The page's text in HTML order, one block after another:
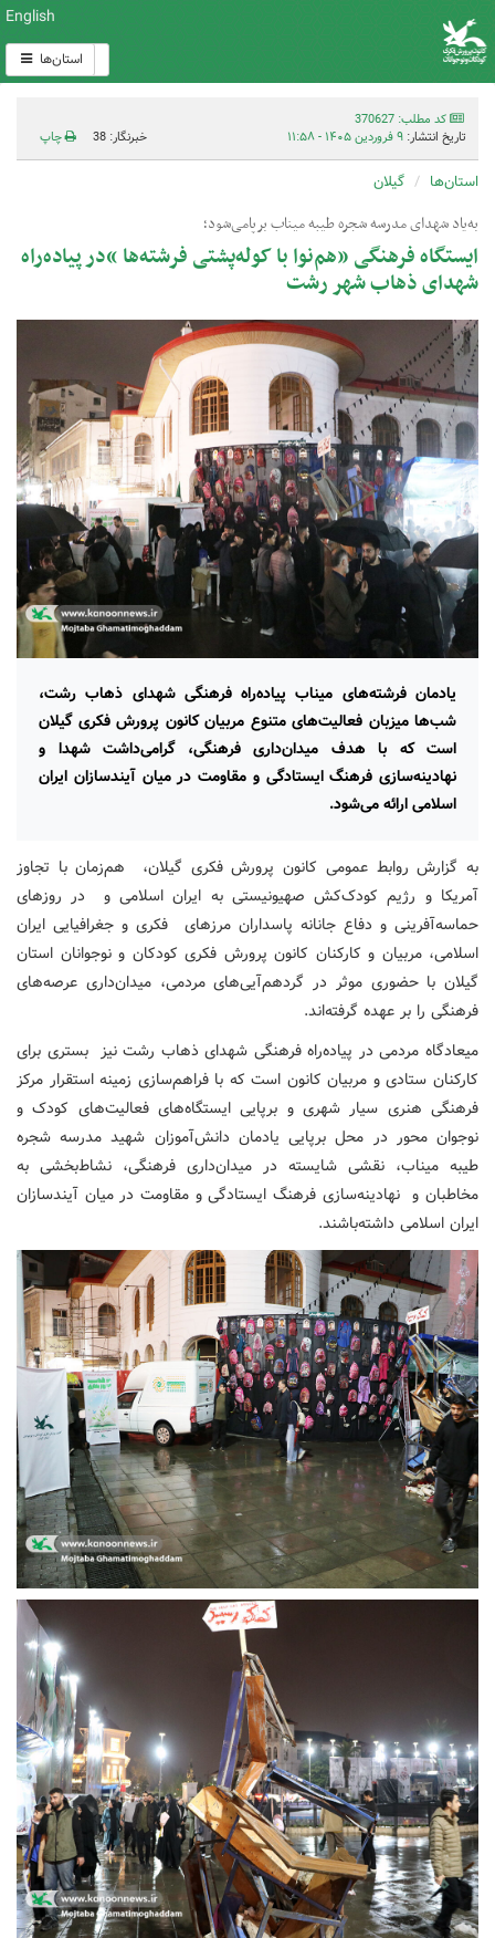
English
استان‌ها
کد مطلب: 370627
تاریخ انتشار: ۹ فروردین ۱۴۰۵ - ۱۱:۵۸ خبرنگار: 38 چاپ
استان‌ها گیلان
به‌یاد شهدای مدرسه شجره طیبه میناب برپامی‌شود؛
ایستگاه فرهنگی «هم‌نوا با کوله‌پشتی فرشته‌ها »در پیاده‌راه
شهدای ذهاب شهر رشت
یادمان فرشته‌های میناب پیاده‌راه فرهنگی شهدای ذهاب رشت،
شب‌ها میزبان فعالیت‌های متنوع مربیان کانون پرورش فکری گیلان
است که با هدف میدان‌داری فرهنگی، گرامی‌داشت شهدا و
نهادینه‌سازی فرهنگ ایستادگی و مقاومت در میان آیندسازان ایران
اسلامی ارائه می‌شود.
به گزارش روابط عمومی کانون پرورش فکری گیلان، هم‌زمان با تجاوز
آمریکا و رژیم کودک‌کش صهیونیستی به ایران اسلامی و در روزهای
حماسه‌آفرینی و دفاع جانانه پاسداران مرزهای فکری و جغرافیایی ایران
اسلامی، مربیان و کارکنان کانون پرورش فکری کودکان و نوجوانان استان
گیلان با حضوری موثر در گردهم‌آیی‌های مردمی، میدان‌داری عرصه‌های
فرهنگی را بر عهده گرفته‌اند.
میعادگاه مردمی در پیاده‌راه فرهنگی شهدای ذهاب رشت نیز بستری برای
کارکنان ستادی و مربیان کانون است که با فراهم‌سازی زمینه استقرار مرکز
فرهنگی هنری سیار شهری و برپایی ایستگاه‌های فعالیت‌های کودک و
نوجوان محور در محل برپایی یادمان دانش‌آموزان شهید مدرسه شجره
طیبه میناب، نقشی شایسته در میدان‌داری فرهنگی، نشاط‌بخشی به
مخاطبان و نهادینه‌سازی فرهنگ ایستادگی و مقاومت در میان آیندسازان
ایران اسلامی داشته‌باشند.